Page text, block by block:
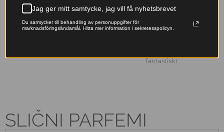
Franska essenser
Originalfranska doftoljor –
Miljövänligt val
Våra påfyllningsbara flaskor
fantastiskt.
SLIČNI PARFEMI
Jag ger mitt samtycke, jag vill få nyhetsbrevet
Du samtycker till behandling av personuppgifter för
marknadsföringsändamål. Hitta mer information i sekretesspolicyn.